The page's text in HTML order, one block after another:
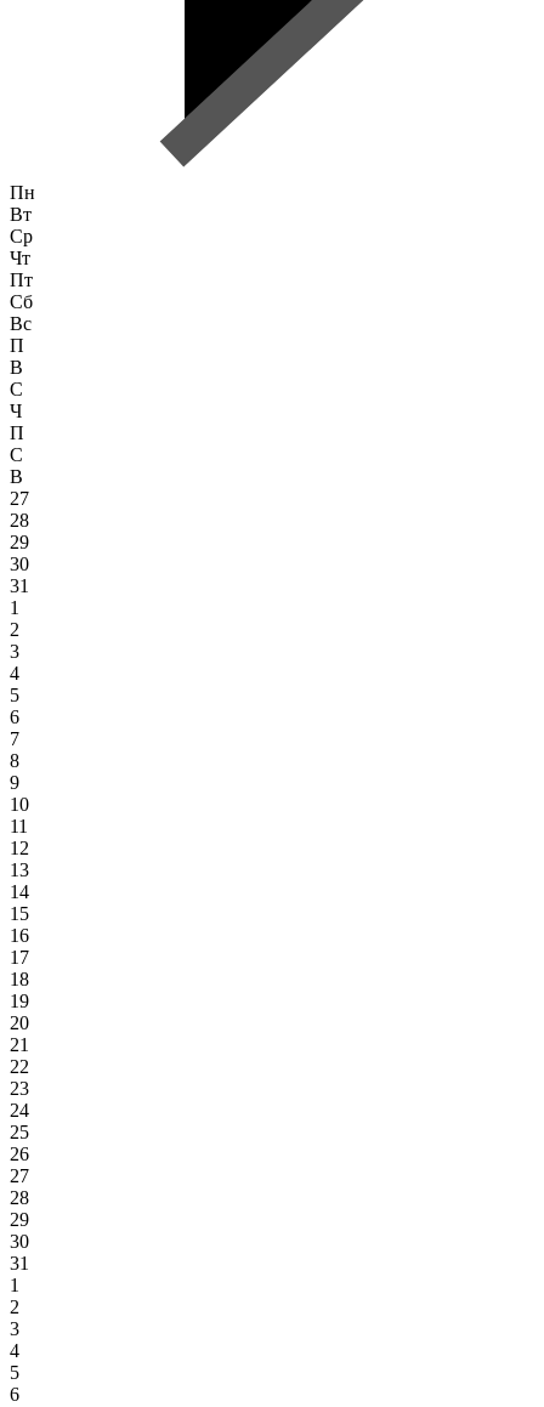
Пн
Вт
Ср
Чт
Пт
Сб
Вс
П
В
С
Ч
П
С
В
27
28
29
30
31
1
2
3
4
5
6
7
8
9
10
11
12
13
14
15
16
17
18
19
20
21
22
23
24
25
26
27
28
29
30
31
1
2
3
4
5
6